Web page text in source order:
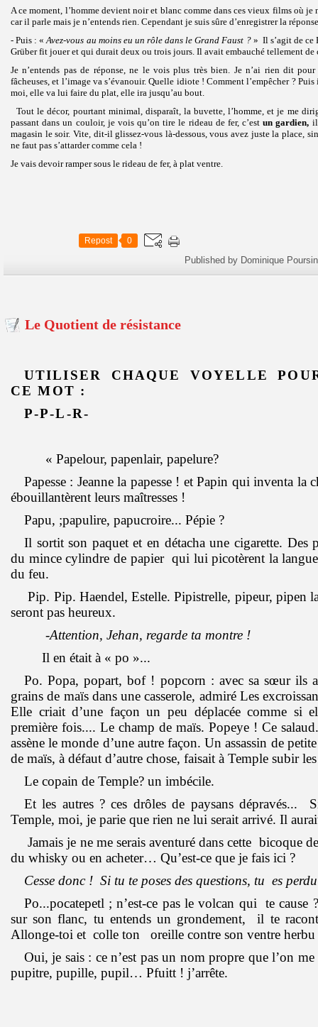
A ce moment, l’homme devient noir et blanc comme dans ces vieux films où je
car il parle mais je n’entends rien. Cependant je suis sûre d’enregistrer la réponse
- Puis : «Avez-vous au moins eu un rôle dans le Grand Faust ?» Il s’agit de ce
Grüber fit jouer et qui durait deux ou trois jours. Il avait embauché tellement
Je n’entends pas de réponse, ne le vois plus très bien. Je n’ai rien dit
fâcheuses, et l’image va s’évanouir. Quelle idiote ! Comment l’empêcher ?
moi, elle va lui faire du plat, elle ira jusqu’au bout.
Tout le décor, pourtant minimal, disparaît, la buvette, l’homme, et je me
passant dans un couloir, je vois qu’on tire le rideau de fer, c’estun gardien, il
magasin le soir. Vite, dit-il glissez-vous là-dessous, vous avez juste la place,
ne faut pas s’attarder comme cela !
Je vais devoir ramper sous le rideau de fer, à plat ventre.
Repost 0
Published by Dominique Poursin
Le Quotient de résistance
UTILISER CHAQUE VOYELLE
CE MOT :
P-P-L-R-
« Papelour, papenlair, papelure?
Papesse : Jeanne la papesse ! et Papin qui inventa la
ébouillantèrent leurs maîtresses !
Papu, ;papulire, papucroire... Pépie ?
Il sortit son paquet et en détacha une cigarette. Des
du mince cylindre de papier qui lui picotèrent la
du feu.
Pip. Pip. Haendel, Estelle. Pipistrelle, pipeur, pipen
seront pas heureux.
-Attention, Jehan, regarde ta montre !
Il en était à « po »...
Po. Popa, popart, bof ! popcorn : avec sa sœur ils
grains de maïs dans une casserole, admiré Les
Elle criait d’une façon un peu déplacée comme si
première fois.... Le champ de maïs. Popeye ! Ce
assène le monde d’une autre façon. Un assassin de
de maïs, à défaut d’autre chose, faisait à Temple subir
Le copain de Temple? un imbécile.
Et les autres ? ces drôles de paysans dépravés...
Temple, moi, je parie que rien ne lui serait arrivé. Il
Jamais je ne me serais aventuré dans cette bicoque
du whisky ou en acheter… Qu’est-ce que je fais ici ?
Cesse donc ! Si tu te poses des questions, tu es
Po...pocatepetl ; n’est-ce pas le volcan qui te
sur son flanc, tu entends un grondement, il te
Allonge-toi et colle ton oreille contre son ventre herbu
Oui, je sais : ce n’est pas un nom propre que l’on
pupitre, pupille, pupil… Pfuitt ! j’arrête.